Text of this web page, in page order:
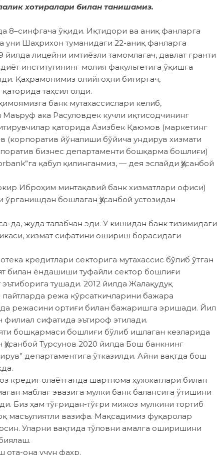
хотиралари билан танишамиз.
8–синфгача ўқиди. Иқтидори ва аниқ фанларга
уни Шаҳрихон туманидаги 22-аниқ фанларга
лицейни имтиёзли тамомлагач, давлат гранти
институтининг молия факультетига ўқишга
Қаҳрамонимиз олийгоҳни битиргач,
таҳсил олди.
банк мутахассислари келиб,
ака Расуловдек кучли иқтисодчининг
қаторида Азизбек Қаюмов (маркетинг
йўналиши бў­йича ундирув хизмати
бизнес департаменти бошқарма бошлиғи)
қабул қилинганмиз, — дея эслайди Ҳусанбой
Иброҳим минтақавий банк хизматлари офиси)
бошлаган Ҳусанбой устозидан
да, жуда талабчан эди. У кишидан банк тизимидаги
хизмат сифатини ошириш борасидаги
кредитлари секторига мутахассис бўлиб ўтган
билан ёндашиши туфайли сектор бошлиғи
тушади. 2012 йилда Жалақудуқ
режа кўрсаткичларини бажара
режасини ортиғи билан бажаришга эришади. Йил
сифатида эътироф этилади.
бошқармаси бошлиғи бўлиб ишлаган кезларида
Турсунов 2020 йилда Бош банкнинг
департаментига ўтказилди. Айни вақтда бош
кредит олаётганда шартнома ҳужжатлари билан
маблағ эвазига мулки банк балансига ўтишини
Биз ҳам тўғридан-тўғри мижоз мулкини тортиб
масъулиятли вазифа. Мақсадимиз фуқаролар
Уларни вақтида тўловни амалга оширишини
она учун фахр.